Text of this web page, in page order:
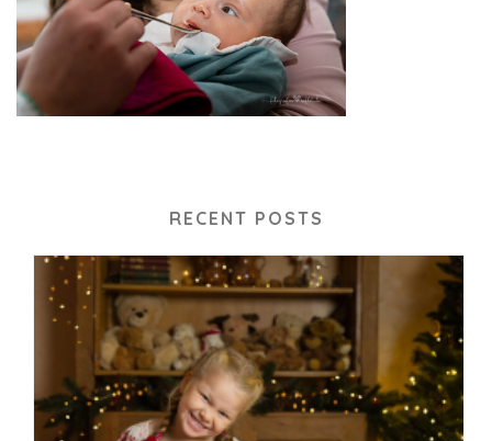
RECENT POSTS